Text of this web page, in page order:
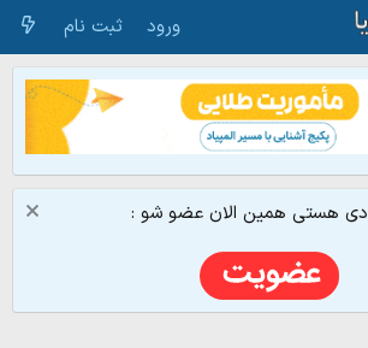
ورود ثبت نام
هستی همین الان عضو شو :